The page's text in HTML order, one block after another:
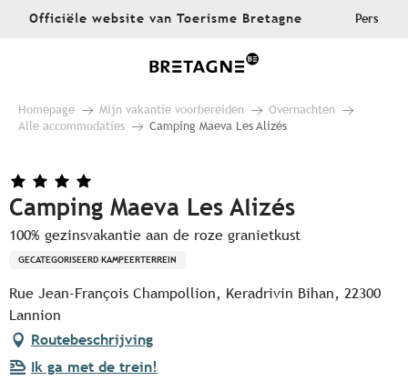
AllerOfficiële website van Toerisme Bretagne Pers
Homepage Mijn vakantie voorbereiden
Overnachten
Alle accommodaties
Camping Maeva Les Alizés
Camping Maeva Les Alizés
100% gezinsvakantie aan de roze granietkust
GECATEGORISEERD KAMPEERTERREIN
Rue Jean-François Champollion, Keradrivin Bihan, 22300
Lannion
Routebeschrijving
Ik ga met de trein!